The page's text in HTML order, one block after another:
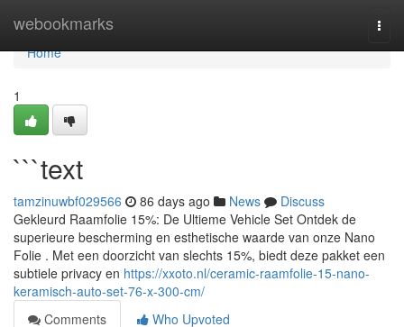
webookmarks
Home
Home
1
```text
tamzinuwbf029566 86 days ago News
Discuss
Gekleurd Raamfolie 15%: De Ultieme Vehicle Set Ontdek de
superieure bescherming en esthetische waarde van onze Nano
Folie . Met een doorzicht van slechts 15%, biedt deze pakket een
subtiele privacy en https://xxoto.nl/ceramic-raamfolie-15-nano-
keramisch-auto-set-76-x-300-cm/
Comments
Who Upvoted